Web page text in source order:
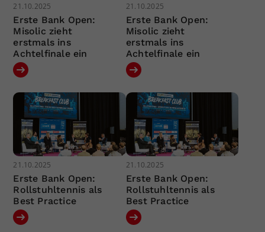
21.10.2025
Erste Bank Open:
Misolic zieht
erstmals ins
Achtelfinale ein
21.10.2025
Erste Bank Open:
Misolic zieht
erstmals ins
Achtelfinale ein
21.10.2025
Erste Bank Open:
Rollstuhltennis als
Best Practice
21.10.2025
Erste Bank Open:
Rollstuhltennis als
Best Practice